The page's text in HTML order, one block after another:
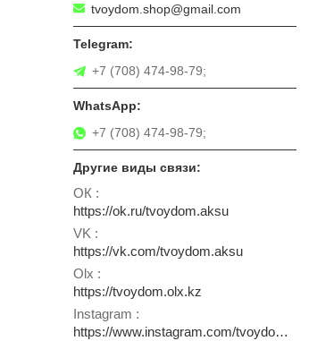
tvoydom.shop@gmail.com
+7 (708) 474-98-79;
+7 (708) 474-98-79;
ОК
https://ok.ru/tvoydom.aksu
VK
https://vk.com/tvoydom.aksu
Olx
https://tvoydom.olx.kz
Instagram
https://www.instagram.com/tvoydom.aksu